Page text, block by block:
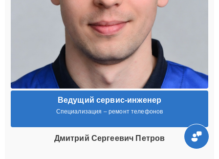
Ведущий сервис-инженер
Специализация – ремонт телефонов
Дмитрий Сергеевич Петров